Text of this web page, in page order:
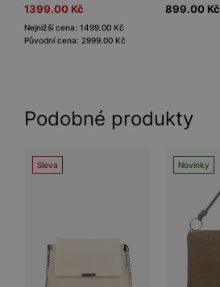
1399.00 Kč
Nejnižší cena: 1499.00 Kč
Původní cena: 2999.00 Kč
899.00 Kč
Podobné produkty
Sleva Novinky